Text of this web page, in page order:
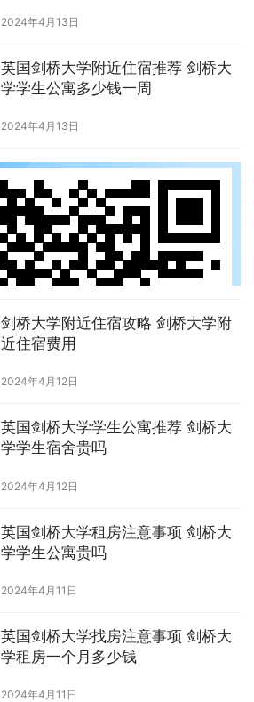
2024年4月13日
英国剑桥大学附近住宿推荐 剑桥大
学学生公寓多少钱一周
2024年4月13日
剑桥大学附近住宿攻略 剑桥大学附
近住宿费用
2024年4月12日
英国剑桥大学学生公寓推荐 剑桥大
学学生宿舍贵吗
2024年4月12日
英国剑桥大学租房注意事项 剑桥大
学学生公寓贵吗
2024年4月11日
英国剑桥大学找房注意事项 剑桥大
学租房一个月多少钱
2024年4月11日